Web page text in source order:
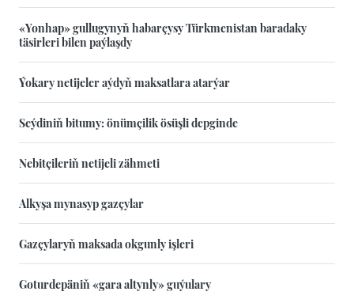
«Yonhap» gullugynyň habarçysy Türkmenistan baradaky
täsirleri bilen paýlaşdy
Ýokary netijeler aýdyň maksatlara atarýar
Seýdiniň bitumy: önümçilik ösüşli depginde
Nebitçileriň netijeli zähmeti
Alkyşa mynasyp gazçylar
Gazçylaryň maksada okgunly işleri
Goturdepäniň «gara altynly» guýulary